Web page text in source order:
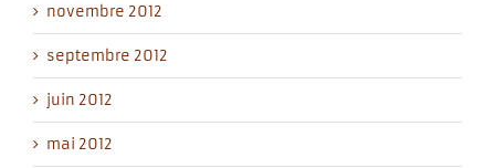
novembre 2012
septembre 2012
juin 2012
mai 2012